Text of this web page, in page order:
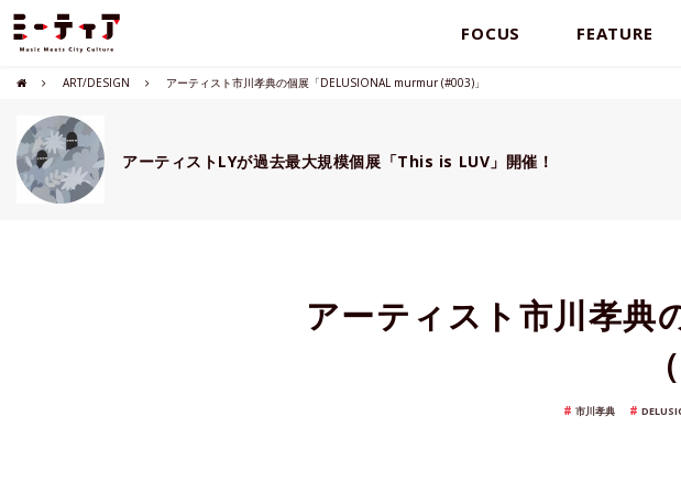
FOCUS FEATURE
ART/DESIGN アーティスト市川孝典の個展「DELUSIONAL murmur (#003)」
アーティストLYが過去最大規模個展「This is LUV」開催！
アーティスト市川孝
市川孝典